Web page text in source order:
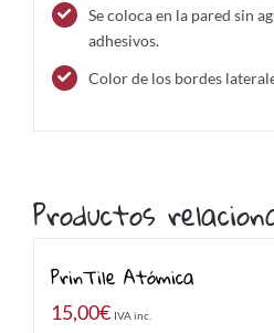
Se coloca en la pared sin
adhesivos.
Color de los bordes
Productos
PrinTile Atómica
15,00€ IVA inc.